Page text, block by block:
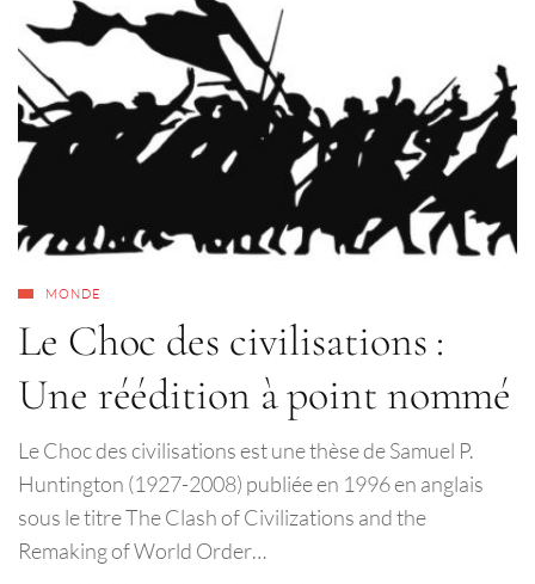
MONDE
Le Choc des civilisations :
Une réédition à point nommé
Le Choc des civilisations est une thèse de Samuel P.
Huntington (1927-2008) publiée en 1996 en anglais
sous le titre The Clash of Civilizations and the
Remaking of World Order…